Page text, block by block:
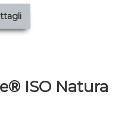
ISO Natura